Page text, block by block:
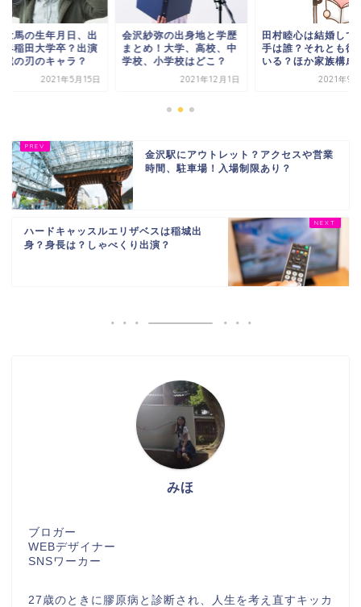
壮馬の生年月日、出
早稲田大学卒？出演
滅の刃のキャラ？
2021年5月15日
会沢紗弥の出身地と学歴
まとめ！大学、高校、中
学校、小学校はどこ？
2021年12月1日
田村睦心は結婚して
手は誰？それとも彼
いる？ほか家族構成
2021年9
金沢駅にアウトレット？アクセスや営業
時間、駐車場！入場制限あり？
ハードキャッスルエリザベスは稲城出
身？身長は？しゃべくり出演？
みほ
ブロガー
WEBデザイナー
SNSワーカー
27歳のときに膠原病と診断され、人生を考え直すキッカ